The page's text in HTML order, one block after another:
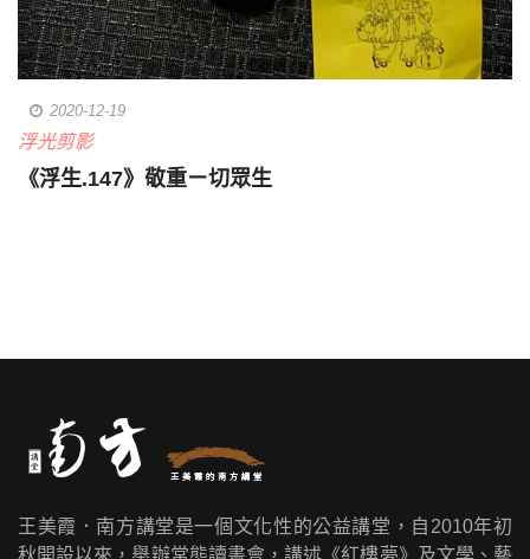
2020-12-19
浮光剪影
《浮生.147》敬重ㄧ切眾生
王美霞．南方講堂是一個文化性的公益講堂，自2010年初
秋開設以來，舉辦常態讀書會，講述《紅樓夢》及文學、藝